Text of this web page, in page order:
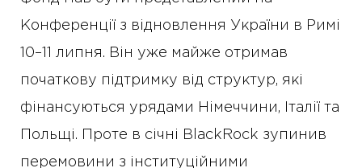
Конференції з відновлення України в Римі
10–11 липня. Він уже майже отримав
початкову підтримку від структур, які
фінансуються урядами Німеччини, Італії та
Польщі. Проте в січні BlackRock зупинив
перемовини з інституційними